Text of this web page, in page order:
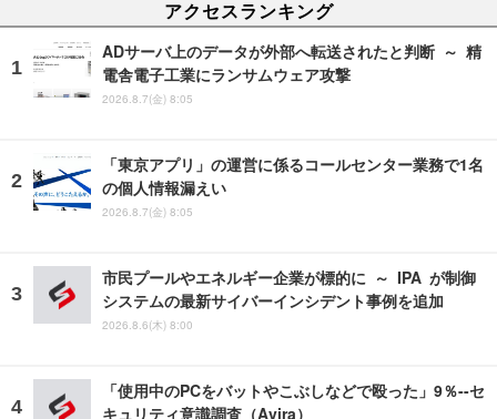
アクセスランキング
ADサーバ上のデータが外部へ転送されたと判断 ～ 精
電舎電子工業にランサムウェア攻撃
2026.8.7(金) 8:05
「東京アプリ」の運営に係るコールセンター業務で1名
の個人情報漏えい
2026.8.7(金) 8:05
市民プールやエネルギー企業が標的に ～ IPA が制御
システムの最新サイバーインシデント事例を追加
2026.8.6(木) 8:00
「使用中のPCをバットやこぶしなどで殴った」9％--セ
キュリティ意識調査（Avira）